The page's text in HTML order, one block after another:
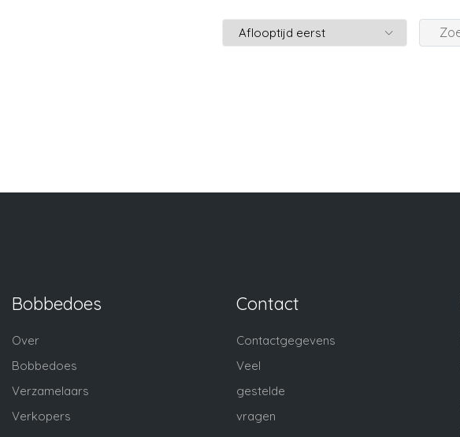
Bobbedoes
Over
Bobbedoes
Verzamelaars
Verkopers
Contact
Contactgegevens
Veel
gestelde
vragen